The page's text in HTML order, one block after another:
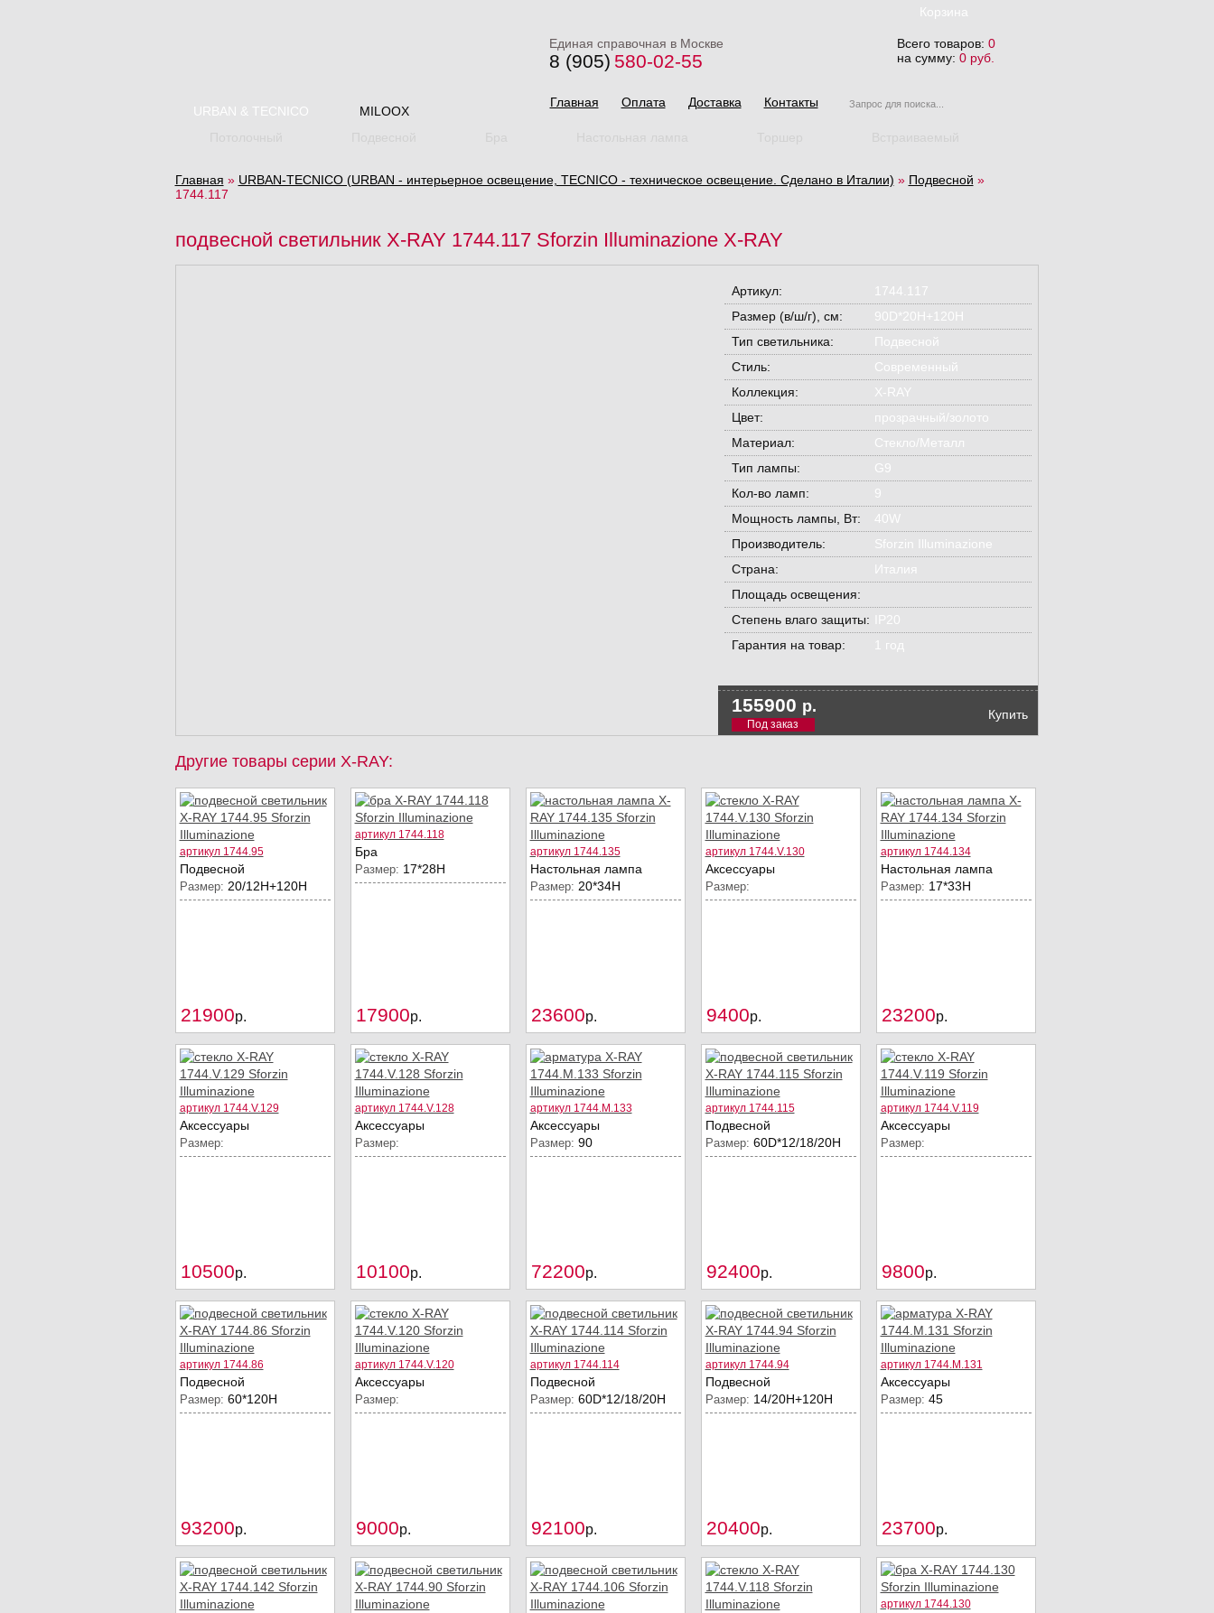
Единая справочная в Москве
8 (905) 580-02-55
Корзина
Всего товаров: 0
на сумму: 0 руб.
URBAN & TECNICO MILOOX
Главная Оплата Доставка Контакты
Главная » URBAN-TECNICO (URBAN - интерьерное освещение, TECNICO - техническое освещение. Сделано в Италии) » Подвесной »
1744.117
подвесной светильник X-RAY 1744.117 Sforzin Illuminazione X-RAY
Артикул:
1744.117
Размер (в/ш/г), см:
90D*20H+120H
Тип светильника:
Подвесной
Стиль:
Современный
Коллекция:
X-RAY
Цвет:
прозрачный/золото
Материал:
Стекло/Металл
Тип лампы:
G9
Кол-во ламп:
9
Мощность лампы, Вт:
40W
Производитель:
Sforzin Illuminazione
Страна:
Италия
Площадь освещения:
Степень влаго защиты:
IP20
Гарантия на товар:
1 год
155900 р. Купить
Под заказ
Другие товары серии X-RAY:
артикул 1744.95
Подвесной
Размер: 20/12Н+120Н
21900p.
артикул 1744.118
Бра
Размер: 17*28H
17900p.
артикул 1744.135
Настольная лампа
Размер: 20*34Н
23600p.
артикул 1744.V.130
Аксессуары
Размер:
9400p.
артикул 1744.134
Настольная лампа
Размер: 17*33Н
23200p.
артикул 1744.V.129
Аксессуары
Размер:
10500p.
артикул 1744.V.128
Аксессуары
Размер:
10100p.
артикул 1744.M.133
Аксессуары
Размер: 90
72200p.
артикул 1744.115
Подвесной
Размер: 60D*12/18/20H
92400p.
артикул 1744.V.119
Аксессуары
Размер:
9800p.
артикул 1744.86
Подвесной
Размер: 60*120Н
93200p.
артикул 1744.V.120
Аксессуары
Размер:
9000p.
артикул 1744.114
Подвесной
Размер: 60D*12/18/20H
92100p.
артикул 1744.94
Подвесной
Размер: 14/20Н+120Н
20400p.
артикул 1744.M.131
Аксессуары
Размер: 45
23700p.
артикул 1744.130